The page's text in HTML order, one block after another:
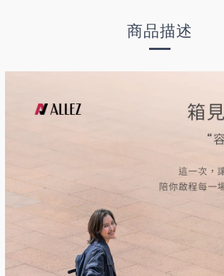
商品描述